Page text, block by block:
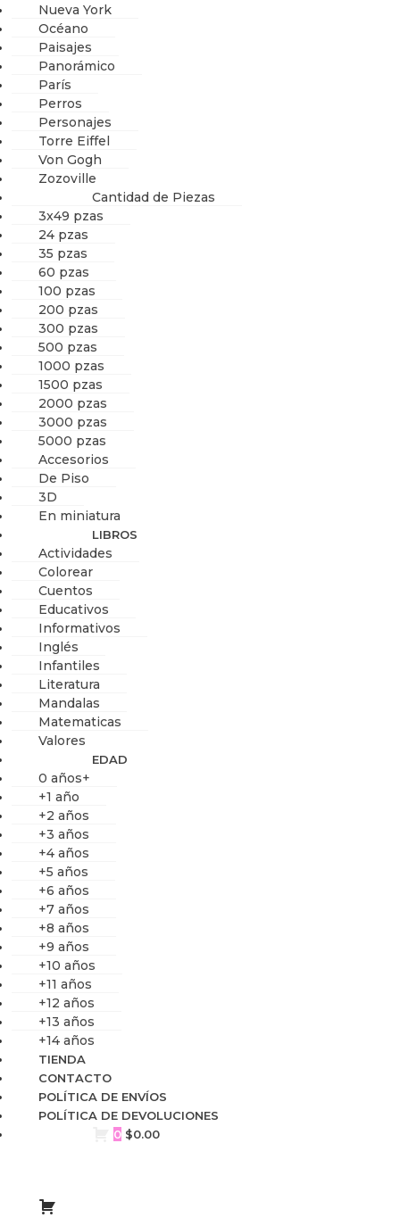
Nueva York
Océano
Paisajes
Panorámico
París
Perros
Personajes
Torre Eiffel
Von Gogh
Zozoville
Cantidad de Piezas
3x49 pzas
24 pzas
35 pzas
60 pzas
100 pzas
200 pzas
300 pzas
500 pzas
1000 pzas
1500 pzas
2000 pzas
3000 pzas
5000 pzas
Accesorios
De Piso
3D
En miniatura
LIBROS
Actividades
Colorear
Cuentos
Educativos
Informativos
Inglés
Infantiles
Literatura
Mandalas
Matematicas
Valores
EDAD
0 años+
+1 año
+2 años
+3 años
+4 años
+5 años
+6 años
+7 años
+8 años
+9 años
+10 años
+11 años
+12 años
+13 años
+14 años
TIENDA
CONTACTO
POLÍTICA DE ENVÍOS
POLÍTICA DE DEVOLUCIONES
0 $0.00